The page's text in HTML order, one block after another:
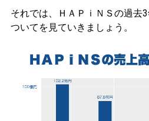
それでは、ＨＡＰｉＮＳの過去
ついてを見ていきましょう。